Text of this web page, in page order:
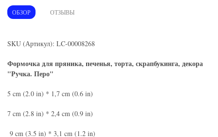
ОБЗОР ОТЗЫВЫ
SKU (Артикул): LC-00008268
Формочка для пряника, печенья, торта, скрапбукинга, декора
"Ручка. Перо"
5 cm (2.0 in) * 1,7 cm (0.6 in)
7 cm (2.8 in) * 2,4 cm (0.9 in)
9 cm (3.5 in) * 3,1 cm (1.2 in)